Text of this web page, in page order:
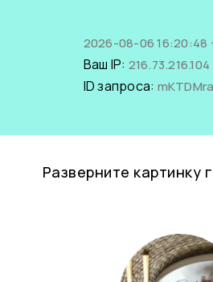
2026-08-06 16:20:48
Ваш IP: 216.73.216.104
ID запроса:
Разверните картинку